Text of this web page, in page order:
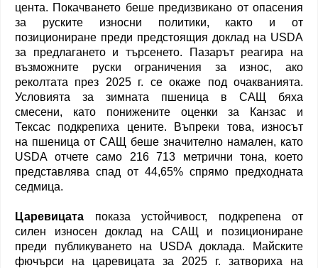
цента. Покачването беше предизвикано от опасения
за руските износни политики, както и от
позициониране преди предстоящия доклад на USDA
за предлагането и търсенето. Пазарът реагира на
възможните руски ограничения за износ, ако
реколтата през 2025 г. се окаже под очакванията.
Условията за зимната пшеница в САЩ бяха
смесени, като понижените оценки за Канзас и
Тексас подкрепиха цените. Въпреки това, износът
на пшеница от САЩ беше значително намален, като
USDA отчете само 216 713 метрични тона, което
представлява спад от 44,65% спрямо предходната
седмица.
Царевицата показа устойчивост, подкрепена от
силен износен доклад на САЩ и позициониране
преди публикуването на USDA доклада. Майските
фючърси на царевицата за 2025 г. затвориха на